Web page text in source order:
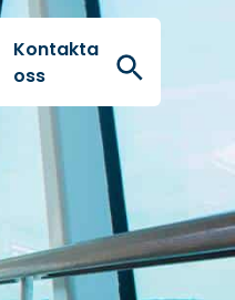
Kontakta
oss
Sök